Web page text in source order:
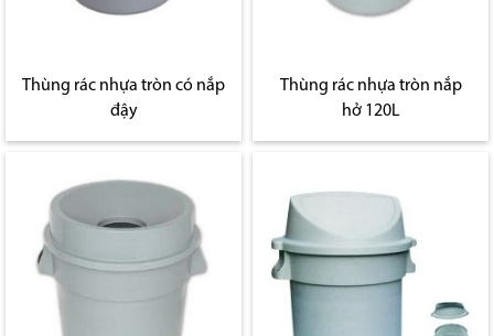
Thùng rác nhựa tròn có nắp
đậy
Thùng rác nhựa tròn nắp
hở 120L